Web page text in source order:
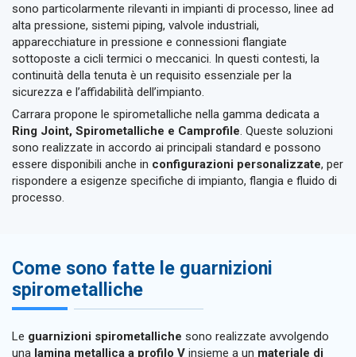
sono particolarmente rilevanti in impianti di processo, linee ad
alta pressione, sistemi piping, valvole industriali,
apparecchiature in pressione e connessioni flangiate
sottoposte a cicli termici o meccanici. In questi contesti, la
continuità della tenuta è un requisito essenziale per la
sicurezza e l’affidabilità dell’impianto.
Carrara propone le spirometalliche nella gamma dedicata a
Ring Joint, Spirometalliche e Camprofile. Queste soluzioni
sono realizzate in accordo ai principali standard e possono
essere disponibili anche in configurazioni personalizzate, per
rispondere a esigenze specifiche di impianto, flangia e fluido di
processo.
Come sono fatte le guarnizioni
spirometalliche
Le guarnizioni spirometalliche sono realizzate avvolgendo
una lamina metallica a profilo V insieme a un materiale di